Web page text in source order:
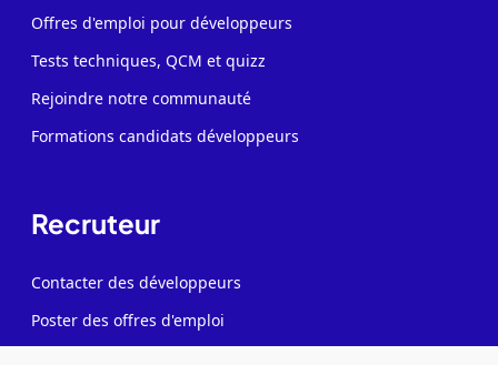
Offres d'emploi pour développeurs
Tests techniques, QCM et quizz
Rejoindre notre communauté
Formations candidats développeurs
Recruteur
Contacter des développeurs
Poster des offres d'emploi